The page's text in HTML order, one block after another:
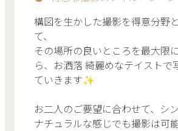
構図を生かした撮影を得意分野
て、
その場所の良いところを最大限
ら、お洒落 綺麗めなテイストで
ていきます✨
お二人のご要望に合わせて、シ
ナチュラルな感じでも撮影は可